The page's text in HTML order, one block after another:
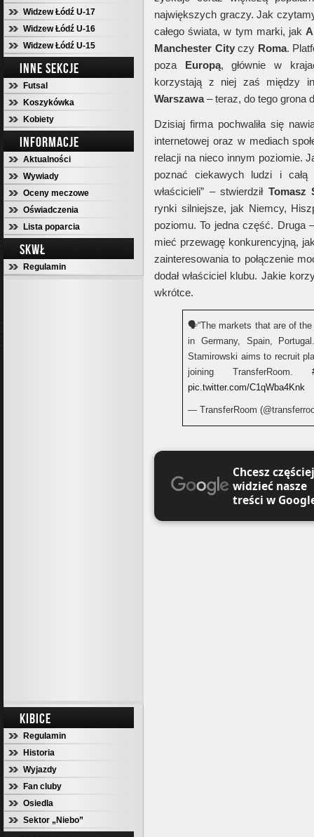
Widzew Łódź U-17
Widzew Łódź U-16
Widzew Łódź U-15
INNE SEKCJE
Futsal
Koszykówka
Kobiety
INFORMACJE
Aktualności
Wywiady
Oceny meczowe
Oświadczenia
Lista poparcia
SKWŁ
Regulamin
KIBICE
Regulamin
Historia
Wyjazdy
Fan cluby
Osiedla
Sektor „Niebo”
największych graczy. Jak
całego świata, w tym marki, jak
Manchester Cityczy Roma.
poza Europą, głównie w
korzystają z niej zaś między
Warszawa– teraz, do tego grona
Dzisiaj firma pochwaliła się
internetowej oraz w mediach
relacji na nieco innym poziomie.
poznać ciekawych ludzi i całą
właścicieli” – stwierdził Tomasz
rynki silniejsze, jak Niemcy,
poziomu. To jedna część.
mieć przewagę konkurencyjną,
zainteresowania to połączenie
dodał właściciel klubu. Jakie
wkrótce.
🗣️“The markets that are of
in Germany, Spain,
Stamirowski aims to recruit
joining TransferRoom.
pic.twitter.com/C1qWba4Knk
— TransferRoom
Chcesz częściej
widzieć nasze
treści w